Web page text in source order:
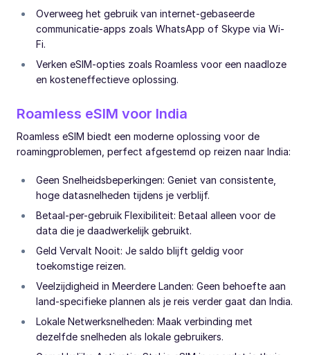
Overweeg het gebruik van internet-gebaseerde
communicatie-apps zoals WhatsApp of Skype via Wi-
Fi.
Verken eSIM-opties zoals Roamless voor een naadloze
en kosteneffectieve oplossing.
Roamless eSIM voor India
Roamless eSIM biedt een moderne oplossing voor de
roamingproblemen, perfect afgestemd op reizen naar India:
Geen Snelheidsbeperkingen: Geniet van consistente,
hoge datasnelheden tijdens je verblijf.
Betaal-per-gebruik Flexibiliteit: Betaal alleen voor de
data die je daadwerkelijk gebruikt.
Geld Vervalt Nooit: Je saldo blijft geldig voor
toekomstige reizen.
Veelzijdigheid in Meerdere Landen: Geen behoefte aan
land-specifieke plannen als je reis verder gaat dan India.
Lokale Netwerksnelheden: Maak verbinding met
dezelfde snelheden als lokale gebruikers.